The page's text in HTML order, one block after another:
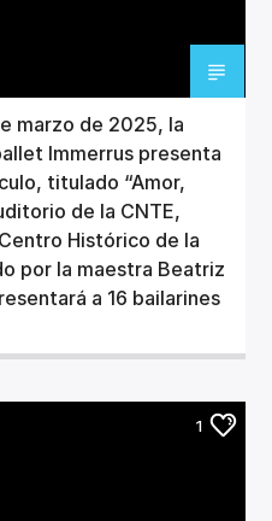
marzo de 2025, la
Immerrus presenta
titulado “Amor,
de la CNTE,
Histórico de la
por la maestra Beatriz
a 16 bailarines
1